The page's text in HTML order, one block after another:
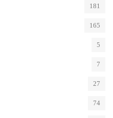
181
165
5
7
27
74